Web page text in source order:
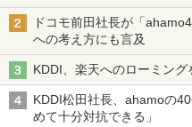
穴と楽天モバイルの課題
ドコモ前田社長が「
への考え方にも言及
KDDI、楽天へのローミング
KDDI松田社長、ahamoの
めて十分対抗できる」